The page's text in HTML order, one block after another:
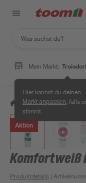
Mein Markt:
Hier kannst du deinen
Markt anpassen , falls
stimmt.
/ Bauen & Renovieren
Aktion
Komfortweiß
Produktdetails |